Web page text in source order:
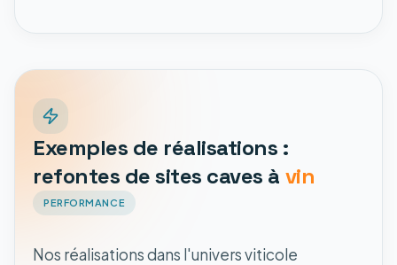
Exemples de réalisations :
refontes de sites caves à vin
PERFORMANCE
Nos réalisations dans l'univers viticole